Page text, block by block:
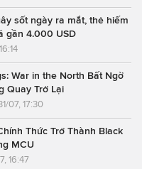
sốt ngày ra mắt, thẻ hiếm
gần 4.000 USD
War in the North Bất Ngờ
Quay Trở Lại
07, 17:30
Thức Trở Thành Black
MCU
16:47